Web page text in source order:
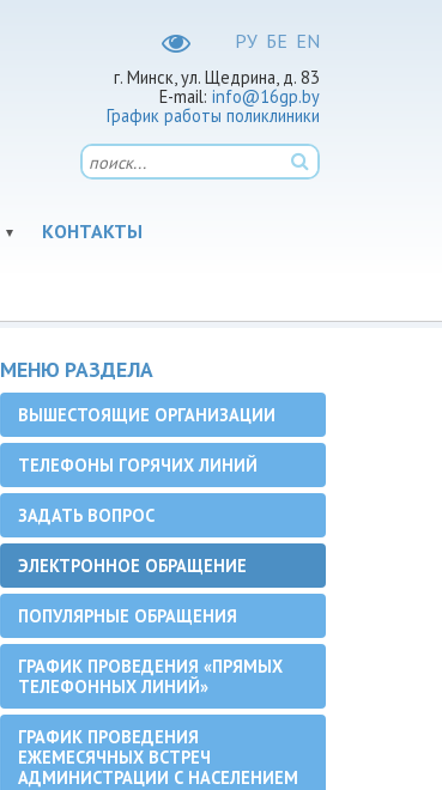
РУ БЕ EN
г. Минск, ул. Щедрина, д. 83
E-mail: info@16gp.by
График работы поликлиники
КОНТАКТЫ
МЕНЮ РАЗДЕЛА
ВЫШЕСТОЯЩИЕ ОРГАНИЗАЦИИ
ТЕЛЕФОНЫ ГОРЯЧИХ ЛИНИЙ
ЗАДАТЬ ВОПРОС
ЭЛЕКТРОННОЕ ОБРАЩЕНИЕ
ПОПУЛЯРНЫЕ ОБРАЩЕНИЯ
ГРАФИК ПРОВЕДЕНИЯ «ПРЯМЫХ
ТЕЛЕФОННЫХ ЛИНИЙ»
ГРАФИК ПРОВЕДЕНИЯ
ЕЖЕМЕСЯЧНЫХ ВСТРЕЧ
АДМИНИСТРАЦИИ С НАСЕЛЕНИЕМ